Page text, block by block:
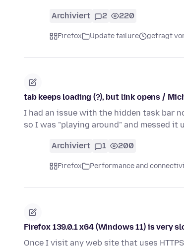
Archiviert 2 220
Firefox Update failure gefragt
tab keeps loading (?), but link opens /
I had an issue with the hidden task bar
so I was "playing around" and messed it
Archiviert 1 200
Firefox Performance and
Firefox 139.0.1 x64 (Windows 11) is very
Once I visit any web site that uses